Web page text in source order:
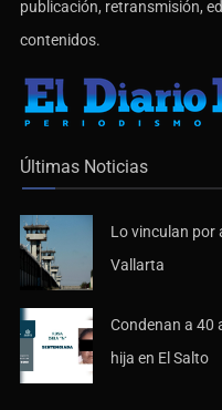
publicación, retransmisión,
contenidos.
Últimas Noticias
Lo vinculan por
Vallarta
Condenan a 40
hija en El Salto